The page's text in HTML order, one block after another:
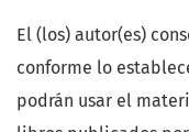
El (los) autor(es)
conforme lo
podrán usar el